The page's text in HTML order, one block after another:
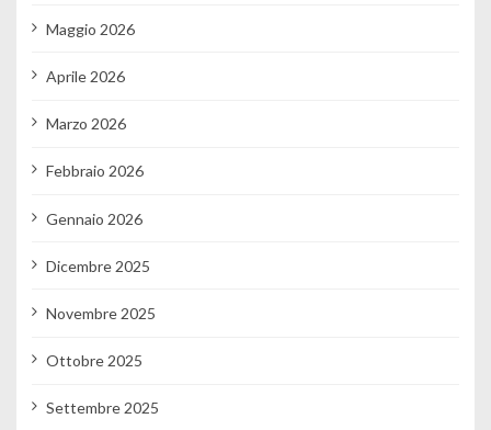
Maggio 2026
Aprile 2026
Marzo 2026
Febbraio 2026
Gennaio 2026
Dicembre 2025
Novembre 2025
Ottobre 2025
Settembre 2025